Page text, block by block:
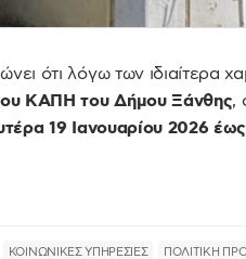
ότι λόγω των ιδιαίτερα
ΚΑΠΗ του Δήμου Ξάνθης,
19 Ιανουαρίου 2026 έως
ΚΟΙΝΩΝΙΚΕΣ ΥΠΗΡΕΣΙΕΣ ΠΟΛΙΤΙΚΗ